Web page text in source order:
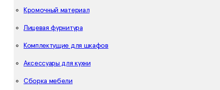
Кромочный материал
Лицевая фурнитура
Комплектущие для шкафов
Аксессуары для кухни
Сборка мебели